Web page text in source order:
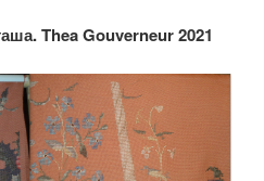
Thea Gouverneur 2021